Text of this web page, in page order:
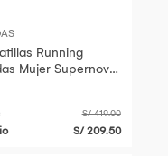
Running
Mujer Supernova
S/ 419.00
S/ 209.50